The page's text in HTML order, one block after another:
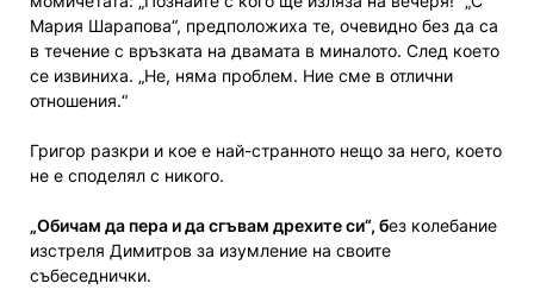
Мария Шарапова“, предположиха те, очевидно без да са
в течение с връзката на двамата в миналото. След което
се извиниха. „Не, няма проблем. Ние сме в отлични
отношения.“
Григор разкри и кое е най-странното нещо за него, което
не е споделял с никого.
„Обичам да пера и да сгъвам дрехите си“, без колебание
изстреля Димитров за изумление на своите
събеседнички.